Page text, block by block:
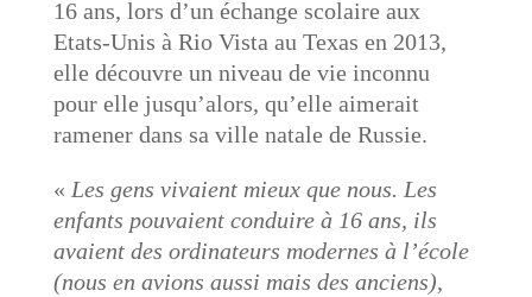
16 ans, lors d’un échange scolaire aux
Etats-Unis à Rio Vista au Texas en 2013,
elle découvre un niveau de vie inconnu
pour elle jusqu’alors, qu’elle aimerait
ramener dans sa ville natale de Russie.
« Les gens vivaient mieux que nous. Les
enfants pouvaient conduire à 16 ans, ils
avaient des ordinateurs modernes à l’école
(nous en avions aussi mais des anciens),